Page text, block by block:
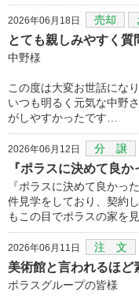
2026年06月18日 売却
とても親しみやすく
中野様
この度は大変お世話になり
いつも明るく元気な中野
がしやすかったです…
2026年06月12日 分 譲
『ポラスに決めて良か
『ポラスに決めて良かっ
件見学をしており、契約
もこの目でポラスの家を
2026年06月11日 注 文
美術館と言われるほど
ポラスグループの皆様